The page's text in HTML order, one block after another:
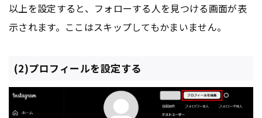
以上を設定すると、フォローする人を見つける画面が表
示されます。ここはスキップしてもかまいません。
(2)プロフィールを設定する